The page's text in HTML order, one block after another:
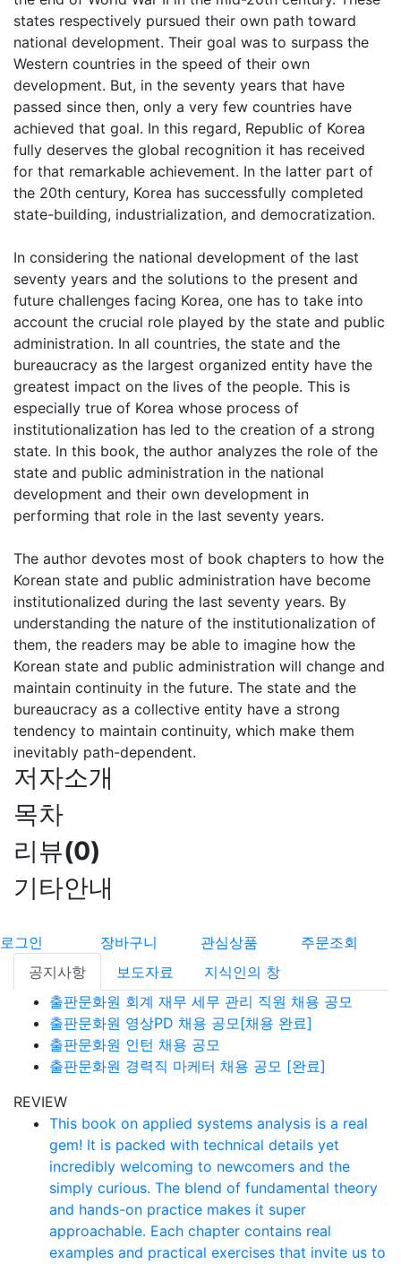
states respectively pursued their own path toward
national development. Their goal was to surpass the
Western countries in the speed of their own
development. But, in the seventy years that have
passed since then, only a very few countries have
achieved that goal. In this regard, Republic of Korea
fully deserves the global recognition it has received
for that remarkable achievement. In the latter part of
the 20th century, Korea has successfully completed
state-building, industrialization, and democratization.
In considering the national development of the last
seventy years and the solutions to the present and
future challenges facing Korea, one has to take into
account the crucial role played by the state and public
administration. In all countries, the state and the
bureaucracy as the largest organized entity have the
greatest impact on the lives of the people. This is
especially true of Korea whose process of
institutionalization has led to the creation of a strong
state. In this book, the author analyzes the role of the
state and public administration in the national
development and their own development in
performing that role in the last seventy years.
The author devotes most of book chapters to how the
Korean state and public administration have become
institutionalized during the last seventy years. By
understanding the nature of the institutionalization of
them, the readers may be able to imagine how the
Korean state and public administration will change and
maintain continuity in the future. The state and the
bureaucracy as a collective entity have a strong
tendency to maintain continuity, which make them
inevitably path-dependent.
저자소개
목차
리뷰(0)
기타안내
로그인 장바구니 관심상품
주문조회
공지사항
보도자료
지식인의 창
출판문화원 회계 재무 세무 관리 직원 채용 공모
출판문화원 영상PD 채용 공모[채용 완료]
출판문화원 인턴 채용 공모
출판문화원 경력직 마케터 채용 공모 [완료]
REVIEW
This book on applied systems analysis is a real
gem! It is packed with technical details yet
incredibly welcoming to newcomers and the
simply curious. The blend of fundamental theory
and hands-on practice makes it super
approachable. Each chapter contains real
examples and practical exercises that invite us to